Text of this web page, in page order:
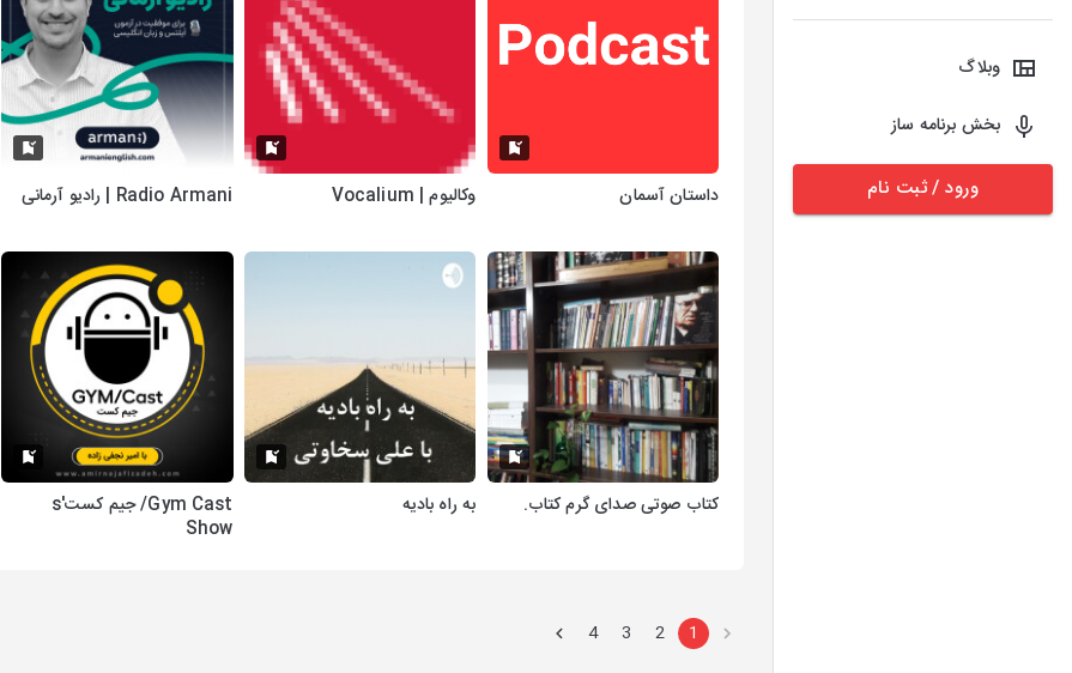
وبلاگ
بخش برنامه ساز
ورود / ثبت نام داستان آسمان وکالیوم | Vocalium Radio Armani | رادیو آرمانی
کتاب صوتی صدای گرم کتاب. به راه بادیه
Gym Cast/ جیم کست's
Show
1
2
3
4